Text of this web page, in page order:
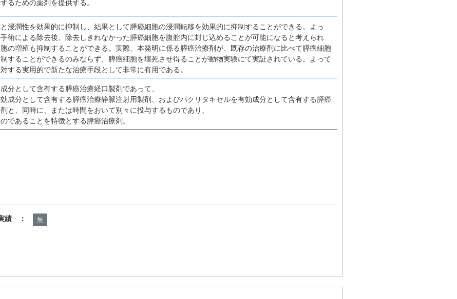
るための薬剤を提供する。
浸潤性を効果的に抑制し、結果として膵癌細胞の浸潤転移を効果的に抑制することができる。よっ
術による除去後、除去しきれなかった膵癌細胞を腹腔内に封じ込めることが可能になると考えられ
の増殖も抑制することができる。実際、本発明に係る膵癌治療剤が、既存の治療剤に比べて膵癌細胞
することができるのみならず、膵癌細胞を壊死させ得ることが動物実験にて実証されている。よって
する実用的で新たな治療手段として非常に有用である。
分として含有する膵癌治療経口製剤であって、
成分として含有する膵癌治療静脈注射用製剤、およびパクリタキセルを有効成分として含有する膵癌
と、同時に、または時間をおいて別々に投与するものであり、
であることを特徴とする膵癌治療剤。
績 ： 無